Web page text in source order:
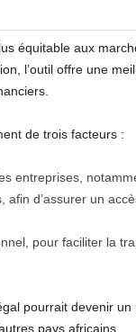
équitable aux
l’outil offre une
de trois facteurs :
entreprises,
d’assurer un
pour faciliter la
pourrait devenir
pays africains.